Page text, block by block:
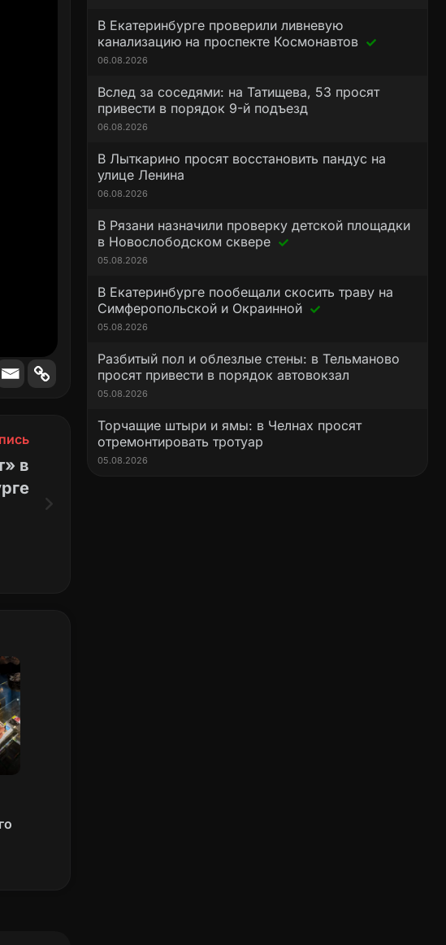
в
В Екатеринбурге проверили ливневую
канализацию на проспекте Космонавтов
06.08.2026
Вслед за соседями: на Татищева, 53 просят
привести в порядок 9-й подъезд
06.08.2026
В Лыткарино просят восстановить пандус на
улице Ленина
06.08.2026
В Рязани назначили проверку детской площадки
в Новослободском сквере
05.08.2026
В Екатеринбурге пообещали скосить траву на
Симферопольской и Окраинной
05.08.2026
Разбитый пол и облезлые стены: в Тельманово
просят привести в порядок автовокзал
05.08.2026
Торчащие штыри и ямы: в Челнах просят
отремонтировать тротуар
05.08.2026